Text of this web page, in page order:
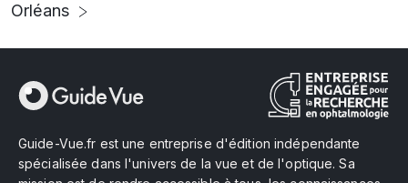
Orléans
Guide-Vue.fr est une entreprise d'édition indépendante
spécialisée dans l'univers de la vue et de l'optique. Sa